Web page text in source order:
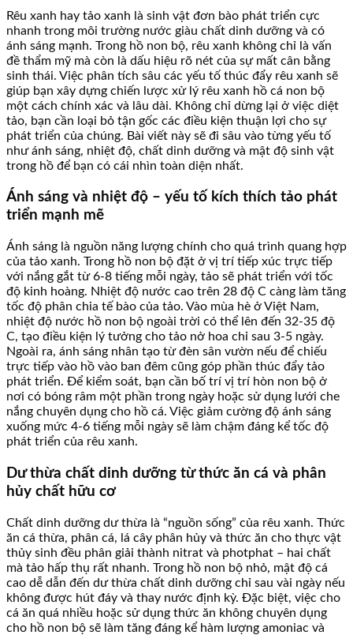
Rêu xanh hay tảo xanh là sinh vật đơn bào phát triển cực
nhanh trong môi trường nước giàu chất dinh dưỡng và có
ánh sáng mạnh. Trong hồ non bộ, rêu xanh không chỉ là vấn
đề thẩm mỹ mà còn là dấu hiệu rõ nét của sự mất cân bằng
sinh thái. Việc phân tích sâu các yếu tố thúc đẩy rêu xanh sẽ
giúp bạn xây dựng chiến lược xử lý rêu xanh hồ cá non bộ
một cách chính xác và lâu dài. Không chỉ dừng lại ở việc diệt
tảo, bạn cần loại bỏ tận gốc các điều kiện thuận lợi cho sự
phát triển của chúng. Bài viết này sẽ đi sâu vào từng yếu tố
như ánh sáng, nhiệt độ, chất dinh dưỡng và mật độ sinh vật
trong hồ để bạn có cái nhìn toàn diện nhất.
Ánh sáng và nhiệt độ – yếu tố kích thích tảo phát
triển mạnh mẽ
Ánh sáng là nguồn năng lượng chính cho quá trình quang hợp
của tảo xanh. Trong hồ non bộ đặt ở vị trí tiếp xúc trực tiếp
với nắng gắt từ 6-8 tiếng mỗi ngày, tảo sẽ phát triển với tốc
độ kinh hoàng. Nhiệt độ nước cao trên 28 độ C càng làm tăng
tốc độ phân chia tế bào của tảo. Vào mùa hè ở Việt Nam,
nhiệt độ nước hồ non bộ ngoài trời có thể lên đến 32-35 độ
C, tạo điều kiện lý tưởng cho tảo nở hoa chỉ sau 3-5 ngày.
Ngoài ra, ánh sáng nhân tạo từ đèn sân vườn nếu để chiếu
trực tiếp vào hồ vào ban đêm cũng góp phần thúc đẩy tảo
phát triển. Để kiểm soát, bạn cần bố trí vị trí hòn non bộ ở
nơi có bóng râm một phần trong ngày hoặc sử dụng lưới che
nắng chuyên dụng cho hồ cá. Việc giảm cường độ ánh sáng
xuống mức 4-6 tiếng mỗi ngày sẽ làm chậm đáng kể tốc độ
phát triển của rêu xanh.
Dư thừa chất dinh dưỡng từ thức ăn cá và phân
hủy chất hữu cơ
Chất dinh dưỡng dư thừa là “nguồn sống” của rêu xanh. Thức
ăn cá thừa, phân cá, lá cây phân hủy và thức ăn cho thực vật
thủy sinh đều phân giải thành nitrat và photphat – hai chất
mà tảo hấp thụ rất nhanh. Trong hồ non bộ nhỏ, mật độ cá
cao dễ dẫn đến dư thừa chất dinh dưỡng chỉ sau vài ngày nếu
không được hút đáy và thay nước định kỳ. Đặc biệt, việc cho
cá ăn quá nhiều hoặc sử dụng thức ăn không chuyên dụng
cho hồ non bộ sẽ làm tăng đáng kể hàm lượng amoniac và